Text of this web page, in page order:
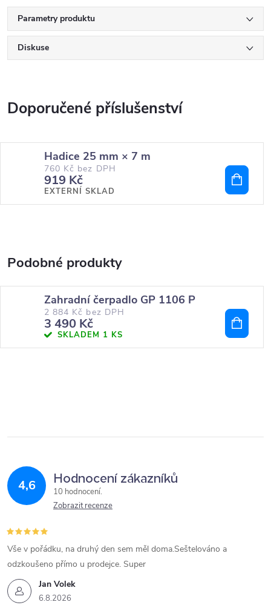
Parametry produktu
Diskuse
Hadice 25 mm × 7 m
760 Kč bez DPH
919 Kč
EXTERNÍ SKLAD
Zahradní čerpadlo GP 1106 P
2 884 Kč bez DPH
3 490 Kč
SKLADEM 1 KS
4,6 Hodnocení zákazníků
10 hodnocení
Zobrazit recenze
Jan Volek
6.8.2026
Vše v pořádku, na druhý den sem měl doma.Seštelováno a
odzkoušeno přímo u prodejce. Super